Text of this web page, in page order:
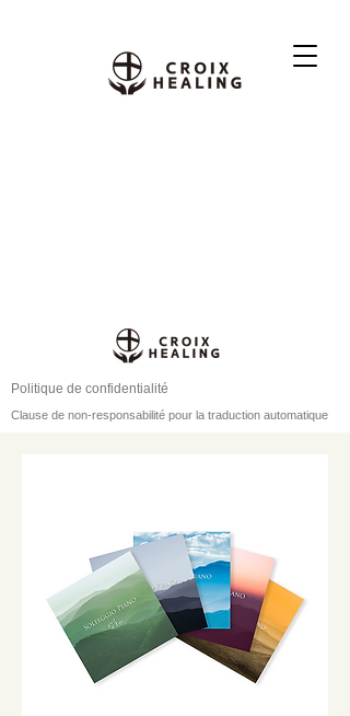
Politique de confidentialité
Clause de non-responsabilité pour la traduction automatique